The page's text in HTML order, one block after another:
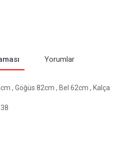
Yorumlar
, Göğüs 82cm , Bel 62cm , Kalça
38